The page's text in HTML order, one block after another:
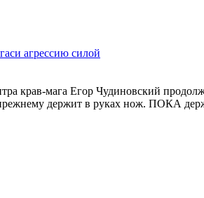
агрессию силой
крав-мага Егор Чудиновский
держит в руках нож. ПОКА